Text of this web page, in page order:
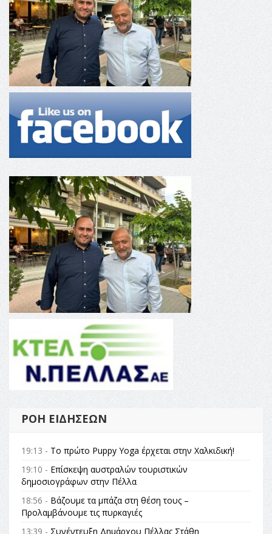
ΡΟΉ ΕΙΔΉΣΕΩΝ
19:13 - Το πρώτο Puppy Yoga έρχεται στην Χαλκιδική!
19:10 - Επίσκεψη αυστραλών τουριστικών
δημοσιογράφων στην Πέλλα
18:56 - Βάζουμε τα μπάζα στη θέση τους –
Προλαμβάνουμε τις πυρκαγιές
13:39 - Συνέντευξη Δημάρχου Πέλλας Στάθη